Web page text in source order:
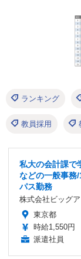
ランキング
教員採用
私大の会計課で
などの一般事務
パス勤務
株式会社ビッグ
東京都
時給1,550円
派遣社員